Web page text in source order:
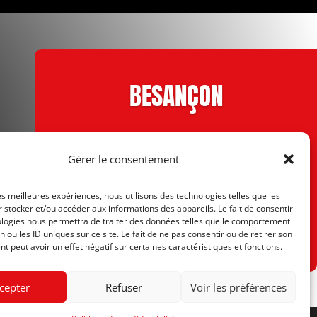
Gérer le consentement
meilleures expériences, nous utilisons des technologies telles que les
stocker et/ou accéder aux informations des appareils. Le fait de consentir
nous permettra de traiter des données telles que le comportement
ou les ID uniques sur ce site. Le fait de ne pas consentir ou de retirer son
peut avoir un effet négatif sur certaines caractéristiques et fonctions.
Refuser Voir les préférences
BESANÇON
4 rue Joachim du Bellay
03 81 41 09 23
contact@sportpassion25.fr